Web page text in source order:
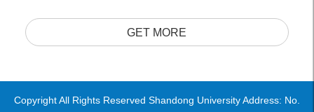
GET MORE
Copyright All Rights Reserved Shandong University Address: No.